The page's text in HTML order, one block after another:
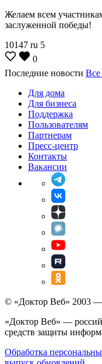
Желаем всем
заслуженной победы!
10147 ru 5
0
Последние новости Все
Для дома
Для бизнеса
Поддержка
Пользователям
Партнерам
Пресс-центр
Контакты
Вакансии
© «Доктор Веб» 2003 —
«Доктор Веб» —
средств защиты
Обработка